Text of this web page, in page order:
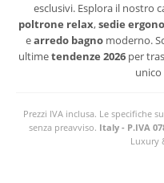
esclusivi. Esplora il nostro
poltrone relax,sedie
earredo bagno moderno.
ultimetendenze 2026 per
unico
Prezzi IVA inclusa. Le specifiche
senza preavviso. Italy - P.IVA
Luxury